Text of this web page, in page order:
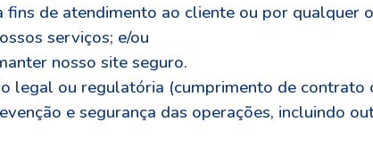
de atendimento ao cliente ou por qualquer
serviços; e/ou
nosso site seguro.
legal ou regulatória (cumprimento de
e segurança das operações, incluindo